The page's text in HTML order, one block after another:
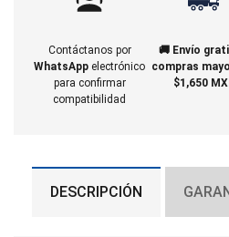
Contáctanos por
WhatsApp electrónico
para confirmar
compatibilidad
🚚 Envío
compras
$1,650
DESCRIPCIÓN